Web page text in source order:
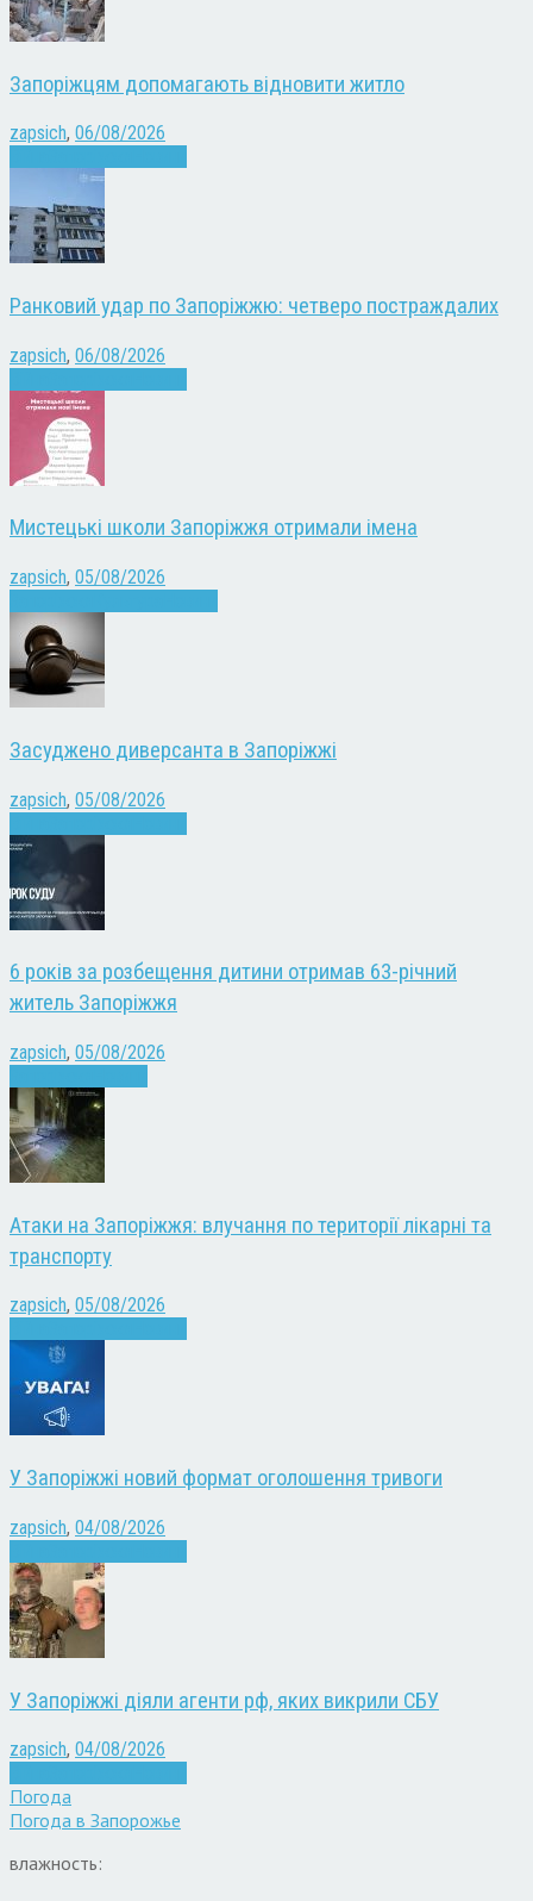
Запоріжцям допомагають відновити житло
zapsich, 06/08/2026
Ранковий удар по Запоріжжю: четверо постраждалих
zapsich, 06/08/2026
Мистецькі школи Запоріжжя отримали імена
zapsich, 05/08/2026
Засуджено диверсанта в Запоріжжі
zapsich, 05/08/2026
6 років за розбещення дитини отримав 63-річний
житель Запоріжжя
zapsich, 05/08/2026
Атаки на Запоріжжя: влучання по території лікарні та
транспорту
zapsich, 05/08/2026
У Запоріжжі новий формат оголошення тривоги
zapsich, 04/08/2026
У Запоріжжі діяли агенти рф, яких викрили СБУ
zapsich, 04/08/2026
Погода
Погода в Запорожье
влажность: